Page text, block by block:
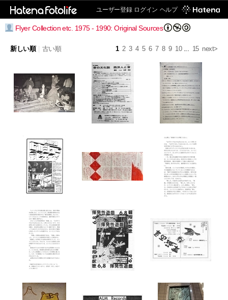
ユーザー登録 ログイン ヘルプ
Flyer Collection etc. 1975 - 1990: Original Sources
1 2 3 4 5 6 7 8 9 10... 15 next>
新しい順 古い順